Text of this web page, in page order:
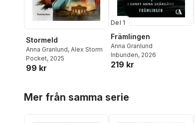
Stormeld
Anna Granlund, Alex Storm
Pocket, 2025
99 kr
Del 1
Främlingen
Anna Granlund
Inbunden, 2026
219 kr
Mer från samma serie